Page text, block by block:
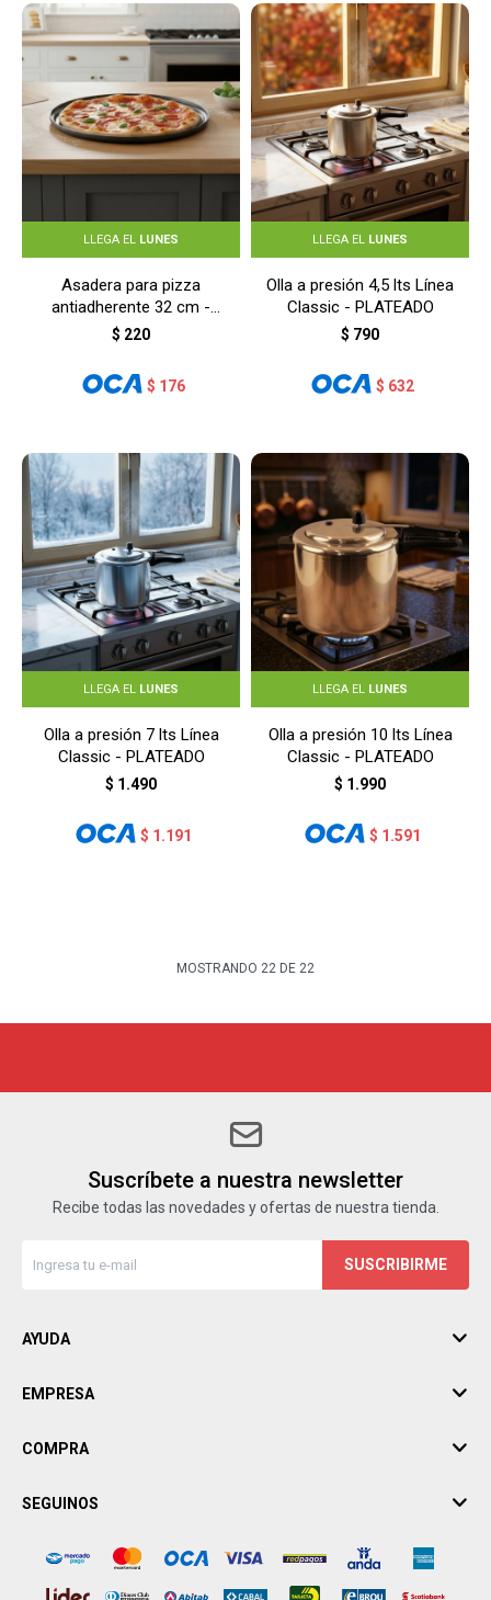
LLEGA EL LUNES
Asadera para pizza
antiadherente 32 cm -
GRIS
$ 220
$ 176
LLEGA EL LUNES
Olla a presión 4,5 lts Línea
Classic - PLATEADO
$ 790
$ 632
LLEGA EL LUNES
Olla a presión 7 lts Línea
Classic - PLATEADO
$ 1.490
$ 1.191
LLEGA EL LUNES
Olla a presión 10 lts Línea
Classic - PLATEADO
$ 1.990
$ 1.591
MOSTRANDO 22 DE 22
Suscríbete a nuestra newsletter
Recibe todas las novedades y ofertas de nuestra tienda.
SUSCRIBIRME
AYUDA
EMPRESA
COMPRA
SEGUINOS